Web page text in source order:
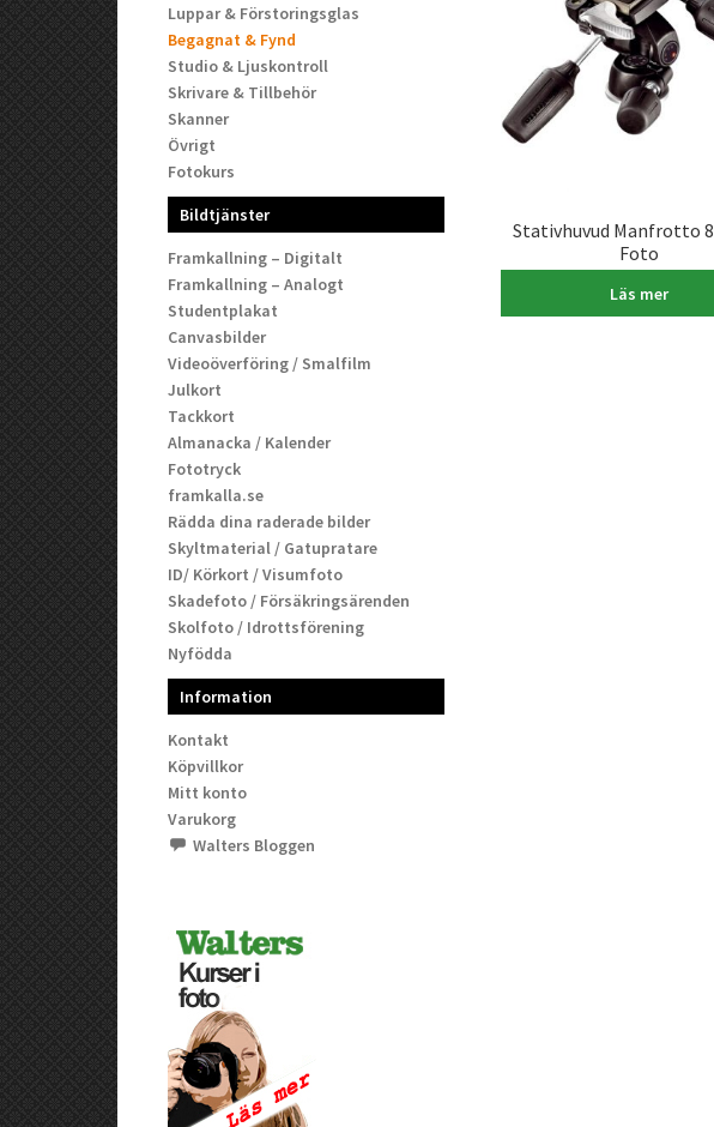
Stativhuvud Manfrotto
Foto
1.490,00kr
Läs mer
Luppar & Förstoringsglas
Begagnat & Fynd
Studio & Ljuskontroll
Skrivare & Tillbehör
Skanner
Övrigt
Fotokurs
Bildtjänster
Framkallning – Digitalt
Framkallning – Analogt
Studentplakat
Canvasbilder
Videoöverföring / Smalfilm
Julkort
Tackkort
Almanacka / Kalender
Fototryck
framkalla.se
Rädda dina raderade bilder
Skyltmaterial / Gatupratare
ID/ Körkort / Visumfoto
Skadefoto / Försäkringsärenden
Skolfoto / Idrottsförening
Nyfödda
Information
Kontakt
Köpvillkor
Mitt konto
Varukorg
Walters Bloggen